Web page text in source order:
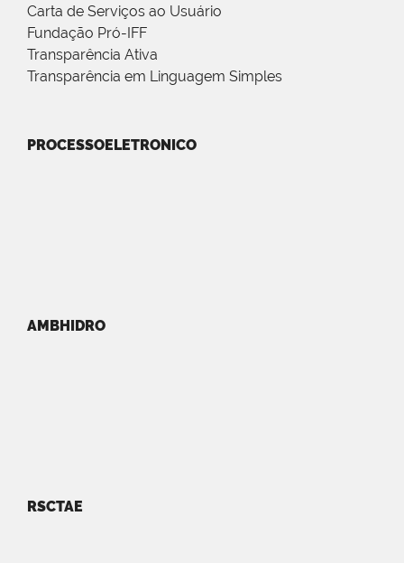
Carta de Serviços ao Usuário
Fundação Pró-IFF
Transparência Ativa
Transparência em Linguagem Simples
PROCESSOELETRONICO
AMBHIDRO
RSCTAE